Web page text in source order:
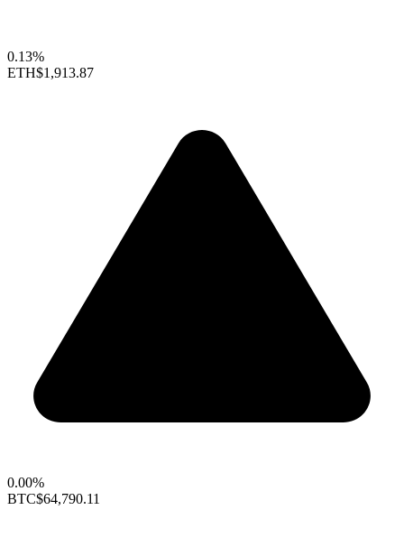
0.13%
ETH$1,913.87
0.00%
BTC$64,790.11